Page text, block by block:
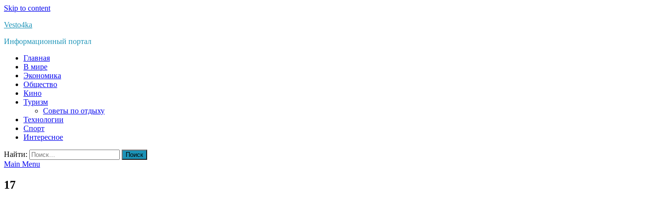
Skip to content
Vesto4ka
Информационный портал
Главная
В мире
Экономика
Общество
Кино
Туризм
Советы по отдыху
Технологии
Спорт
Интересное
Найти:
Main Menu
17